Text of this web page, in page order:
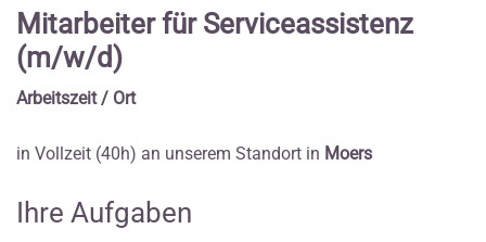
Mitarbeiter für Serviceassistenz
(m/w/d)
Arbeitszeit / Ort
in Vollzeit (40h) an unserem Standort in Moers
Ihre Aufgaben